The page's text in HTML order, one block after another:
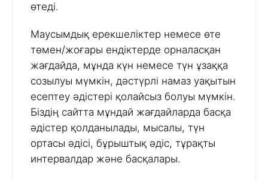
өтеді.
Маусымдық ерекшеліктер немесе өте
төмен/жоғары ендіктерде орналасқан
жағдайда, мұнда күн немесе түн ұзаққа
созылуы мүмкін, дәстүрлі намаз уақытын
есептеу әдістері қолайсыз болуы мүмкін.
Біздің сайтта мұндай жағдайларда басқа
әдістер қолданылады, мысалы, түн
ортасы әдісі, бұрыштық әдіс, тұрақты
интервалдар және басқалары.